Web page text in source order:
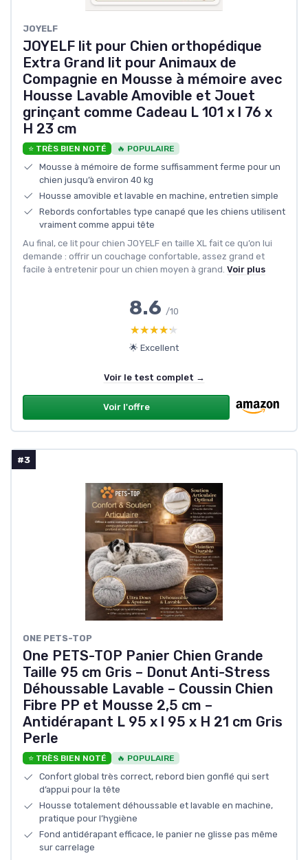
JOYELF
JOYELF lit pour Chien orthopédique
Extra Grand lit pour Animaux de
Compagnie en Mousse à mémoire avec
Housse Lavable Amovible et Jouet
grinçant comme Cadeau L 101 x l 76 x
H 23 cm
⭐ TRÈS BIEN NOTÉ 🔥 POPULAIRE
Mousse à mémoire de forme suffisamment ferme pour un
chien jusqu’à environ 40 kg
Housse amovible et lavable en machine, entretien simple
Rebords confortables type canapé que les chiens utilisent
vraiment comme appui tête
Au final, ce lit pour chien JOYELF en taille XL fait ce qu’on lui
demande : offrir un couchage confortable, assez grand et
facile à entretenir pour un chien moyen à grand. Voir plus
8.6 /10
★★★★★
★★★★★
🌟 Excellent
Voir le test complet →
Voir l'offre
#3
ONE PETS-TOP
One PETS-TOP Panier Chien Grande
Taille 95 cm Gris – Donut Anti-Stress
Déhoussable Lavable – Coussin Chien
Fibre PP et Mousse 2,5 cm –
Antidérapant L 95 x l 95 x H 21 cm Gris
Perle
⭐ TRÈS BIEN NOTÉ 🔥 POPULAIRE
Confort global très correct, rebord bien gonflé qui sert
d’appui pour la tête
Housse totalement déhoussable et lavable en machine,
pratique pour l’hygiène
Fond antidérapant efficace, le panier ne glisse pas même
sur carrelage